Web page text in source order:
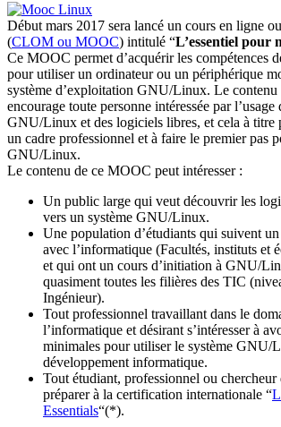
Début mars 2017 sera lancé un cours en ligne
(CLOM ou MOOC) intitulé “L’essentiel pour
Ce MOOC permet d’acquérir les compétences
pour utiliser un ordinateur ou un périphérique
système d’exploitation GNU/Linux. Le
encourage toute personne intéressée par l’usage
GNU/Linux et des logiciels libres, et cela à titre
un cadre professionnel et à faire le premier pas
GNU/Linux.
Le contenu de ce MOOC peut intéresser :
Un public large qui veut découvrir les
vers un système GNU/Linux.
Une population d’étudiants qui suivent
avec l’informatique (Facultés, instituts et
et qui ont un cours d’initiation à GNU/
quasiment toutes les filières des TIC
Ingénieur).
Tout professionnel travaillant dans le
l’informatique et désirant s’intéresser à
minimales pour utiliser le système GNU/
développement informatique.
Tout étudiant, professionnel ou chercheur
préparer à la certification internationale “
Essentials“(*).